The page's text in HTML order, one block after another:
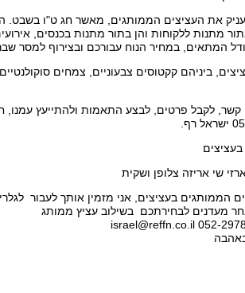
את העציצים הממותגים, מאשר חג ט"ו
מתנות ללקוחות והן בתור מתנות בכנסים,
המתאים, במחיר הנוח עבורכם ובצירוף למסר
ביניהם קקטוסים צבעוניים, צמחים
קשר, לקבל פרטים, לבצע התאמות ולהתייעץ עמנו,
הממותגים בעציצים, אני מזמין אותך לעבור
מעדנים לבחירתכם בשילוב עציץ ממותג
israel@reffn.co.il